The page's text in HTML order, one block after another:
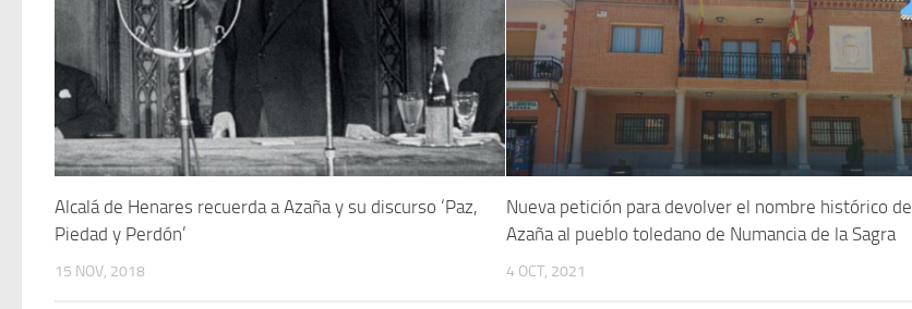
Alcalá de Henares recuerda a Azaña y su discurso ‘Paz,
Piedad y Perdón’
15 NOV, 2018
Nueva petición para devolver el nombre histórico de
Azaña al pueblo toledano de Numancia de la Sagra
4 OCT, 2021